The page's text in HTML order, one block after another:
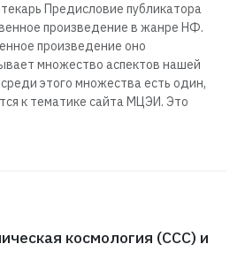
Предисловие публикатора
произведение в жанре НФ.
произведение оно
множество аспектов нашей
этого множества есть один,
к тематике сайта МЦЭИ. Это
космология (ССС) и